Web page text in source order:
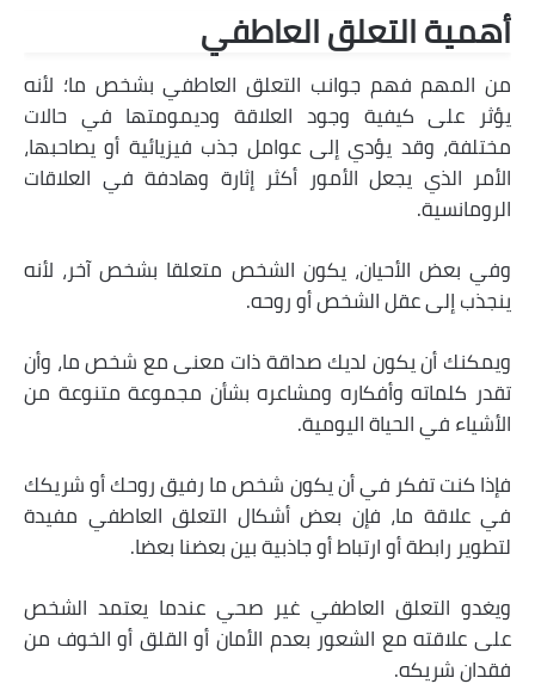
أهمية التعلق العاطفي
من المهم فهم جوانب التعلق العاطفي بشخص ما؛ لأنه
يؤثر على كيفية وجود العلاقة وديمومتها في حالات
مختلفة، وقد يؤدي إلى عوامل جذب فيزيائية أو يصاحبها،
الأمر الذي يجعل الأمور أكثر إثارة وهادفة في العلاقات
الرومانسية.
وفي بعض الأحيان، يكون الشخص متعلقا بشخص آخر، لأنه
ينجذب إلى عقل الشخص أو روحه.
ويمكنك أن يكون لديك صداقة ذات معنى مع شخص ما، وأن
تقدر كلماته وأفكاره ومشاعره بشأن مجموعة متنوعة من
الأشياء في الحياة اليومية.
فإذا كنت تفكر في أن يكون شخص ما رفيق روحك أو شريكك
في علاقة ما، فإن بعض أشكال التعلق العاطفي مفيدة
لتطوير رابطة أو ارتباط أو جاذبية بين بعضنا بعضا.
ويغدو التعلق العاطفي غير صحي عندما يعتمد الشخص
على علاقته مع الشعور بعدم الأمان أو القلق أو الخوف من
فقدان شريكه.